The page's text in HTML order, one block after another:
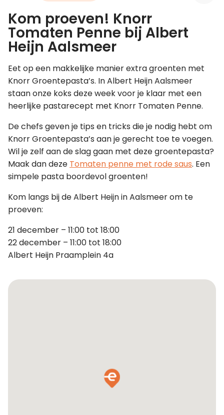
Leer koken als een chef
Kom proeven! Knorr
Tomaten Penne bij Albert
Heijn Aalsmeer
Eet op een makkelijke manier extra groenten met
Knorr Groentepasta’s. In Albert Heijn Aalsmeer
staan onze koks deze week voor je klaar met een
heerlijke pastarecept met Knorr Tomaten Penne.
De chefs geven je tips en tricks die je nodig hebt om
Knorr Groentepasta’s aan je gerecht toe te voegen.
Wil je zelf aan de slag gaan met deze groentepasta?
Maak dan deze Tomaten penne met rode saus. Een
simpele pasta boordevol groenten!
Kom langs bij de Albert Heijn in Aalsmeer om te
proeven:
21 december – 11:00 tot 18:00
22 december – 11:00 tot 18:00
Albert Heijn Praamplein 4a